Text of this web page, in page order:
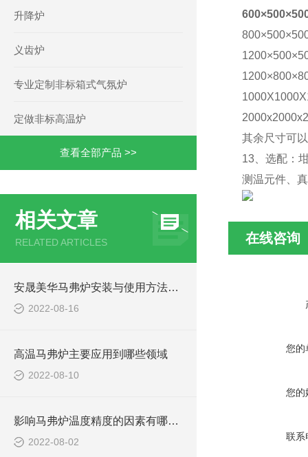
升降炉
义齿炉
专业定制非标箱式气氛炉
定做非标高温炉
查看全部产品 >>
相关文章
RELATED ARTICLES
安晟美华马弗炉安装与使用方法介绍
2022-08-16
高温马弗炉主要应用到哪些领域
2022-08-10
影响马弗炉温度精度的因素有哪些?
2022-08-02
6
其余尺寸可
13、选配：
测温元件、
在线咨询
您的
您的
联系